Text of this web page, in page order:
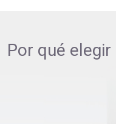
Por qué elegir